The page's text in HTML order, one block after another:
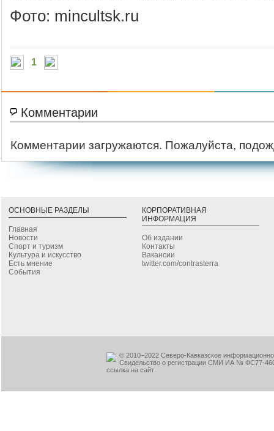
Фото: mincultsk.ru
1
Комментарии
Комментарии загружаются. Пожалуйста,
ОСНОВНЫЕ РАЗДЕЛЫ
Главная
Новости
Спорт и туризм
Культура и искусство
Есть мнение
События
КОРПОРАТИВНАЯ
ИНФОРМАЦИЯ
Об издании
Контакты
Вакансии
twitter.com/contrasterra
© 2010–2022 Северо-Кавказское
Свидельство о регистрации СМИ ИА № ФС77-
ссылка на сайт